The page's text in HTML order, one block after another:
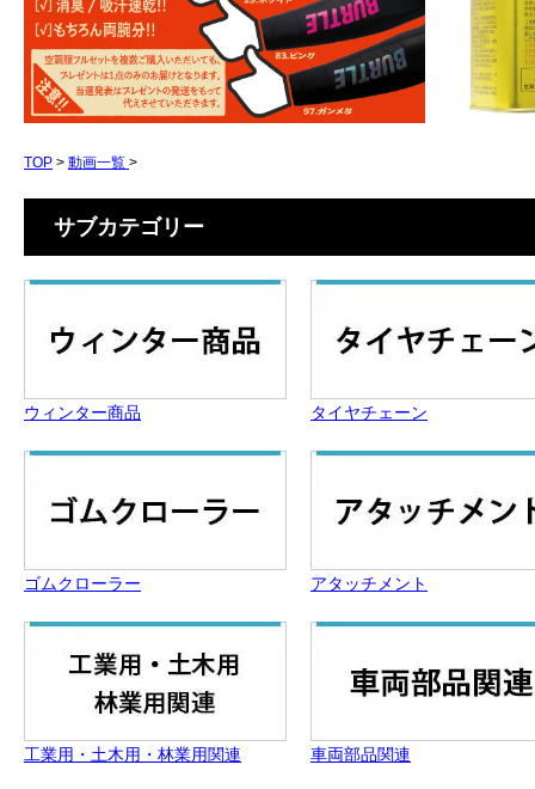
TOP > 動画一覧 >
サブカテゴリー
ウィンター商品 タイヤチェーン
ゴムクローラー アタッチメント
工業用・土木用・林業用関連 車両部品関連